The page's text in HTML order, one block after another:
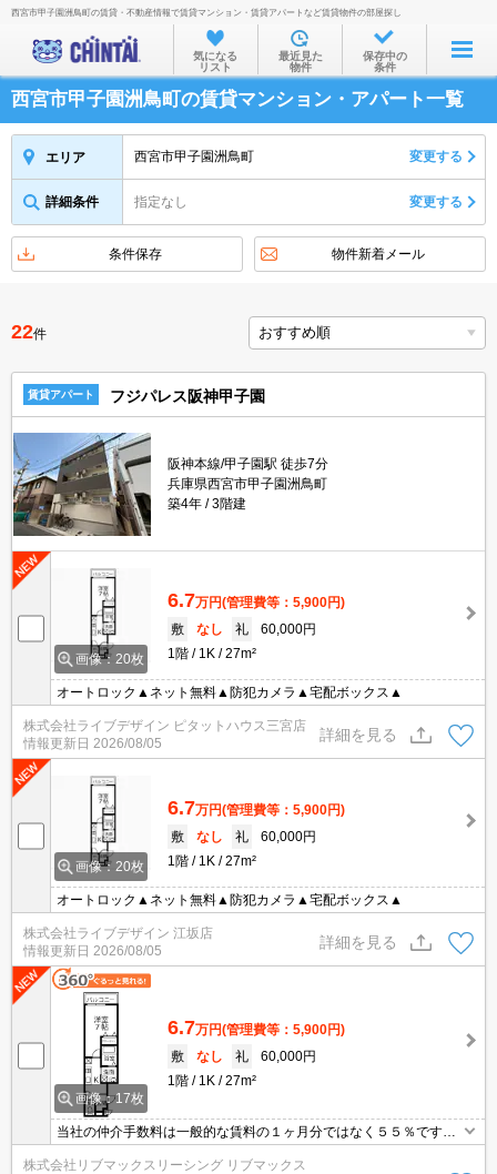
お部屋を探す
沿線・駅から
住所から
家賃相場から
物件特集から
不動産会社から
TOP
西宮市甲子園洲鳥町の賃貸・不動産情報で賃貸マンション・賃貸アパートなど賃貸物件の部屋探し
気になる
リスト
最近見た
物件
保存中の
条件
西宮市甲子園洲鳥町の賃貸マンション・アパート一覧
エリア 西宮市甲子園洲鳥町 変更する
詳細条件 指定なし 変更する
条件保存 物件新着メール
22件
賃貸アパート フジパレス阪神甲子園
阪神本線/甲子園駅 徒歩7分
兵庫県西宮市甲子園洲鳥町
築4年
3階建
画像：20枚
6.7万円(管理費等：5,900円)
敷
なし 礼
60,000円
1階
1K 27m²
オートロック▲ネット無料▲防犯カメラ▲宅配ボックス▲
株式会社ライブデザイン ピタットハウス三宮店
情報更新日 2026/08/05
詳細を見る
画像：20枚
6.7万円(管理費等：5,900円)
敷
なし 礼
60,000円
1階
1K 27m²
オートロック▲ネット無料▲防犯カメラ▲宅配ボックス▲
株式会社ライブデザイン 江坂店
情報更新日 2026/08/05
詳細を見る
画像：17枚
6.7万円(管理費等：5,900円)
敷
なし 礼
60,000円
1階
1K 27m²
当社の仲介手数料は一般的な賃料の１ヶ月分ではなく５５％です。
まとめてご紹介可能です。問合せ当日でもご対応可能。土日祝日は
株式会社リブマックスリーシング リブマックス